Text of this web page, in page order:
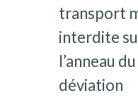
transport
interdite
l’anneau
déviation